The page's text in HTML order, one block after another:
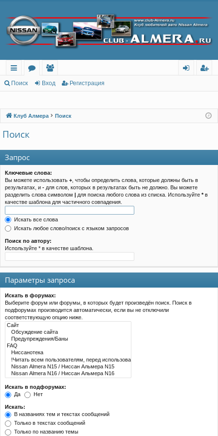
с
лк
м
ол
ов
тр
Поиск Вход Регистрация
Клуб Алмера Поиск
Поиск
Запрос
Ключевые слова:
Вы можете использовать + , чтобы определить слова, которые должны быть в
результатах, и - для слов, которых в результатах быть не должно. Вы можете
разделить слова символом | для поиска любого слова из списка. Используйте *в
качестве шаблона для частичного совпадения.
Искать все слова
Искать любое слово/поиск с языком запросов
Поиск по автору:
Используйте * в качестве шаблона.
Параметры запроса
Искать в форумах:
Выберите форум или форумы, в которых будет произведён поиск. Поиск в
подфорумах производится автоматически, если вы не отключили
соответствующую опцию ниже.
Искать в подфорумах:
Да
Нет
Искать:
В названиях тем и текстах сообщений
Только в текстах сообщений
Только по названию темы